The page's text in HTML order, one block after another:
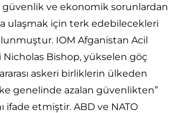
güvenlik ve ekonomik sorunlardan
ulaşmak için terk edebilecekleri
IOM Afganistan Acil
Bishop, yükselen göç
askeri birliklerin ülkeden
genelinde azalan güvenlikten”
ifade etmiştir. ABD ve NATO